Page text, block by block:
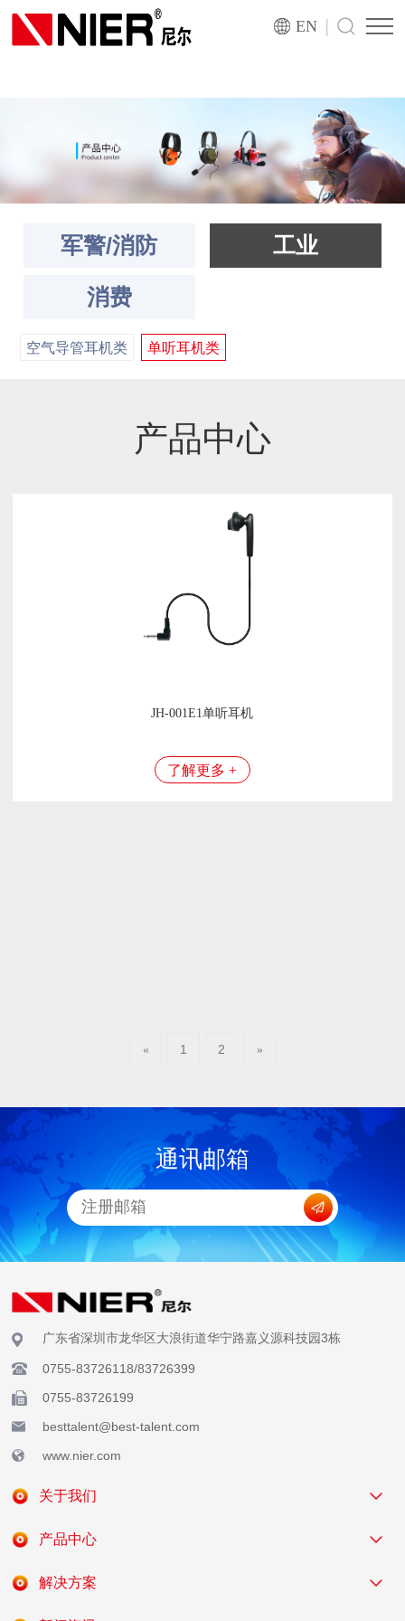
EN
军警/消防 工业
消费
空气导管耳机类 单听耳机类
产品中心
JH-001E1单听耳机
了解更多 +
« 1 2 »
通讯邮箱
广东省深圳市龙华区大浪街道华宁路嘉义源科技园3栋
0755-83726118/83726399
0755-83726199
besttalent@best-talent.com
www.nier.com
关于我们
产品中心
解决方案